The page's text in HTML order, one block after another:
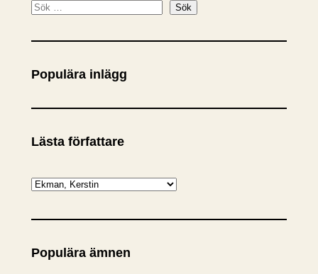
S
k
Sök
Populära inlägg
Lästa författare
K
t
g
Populära ämnen